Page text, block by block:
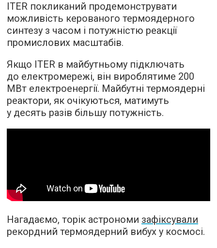
ITER покликаний продемонструвати
можливість керованого термоядерного
синтезу з часом і потужністю реакції
промислових масштабів.
Якщо ITER в майбутньому підключать
до електромережі, він вироблятиме 200
МВт електроенергії. Майбутні термоядерні
реактори, як очікуються, матимуть
у десять разів більшу потужність.
Нагадаємо, торік астрономи зафіксували
рекордний термоядерний вибух у космосі.